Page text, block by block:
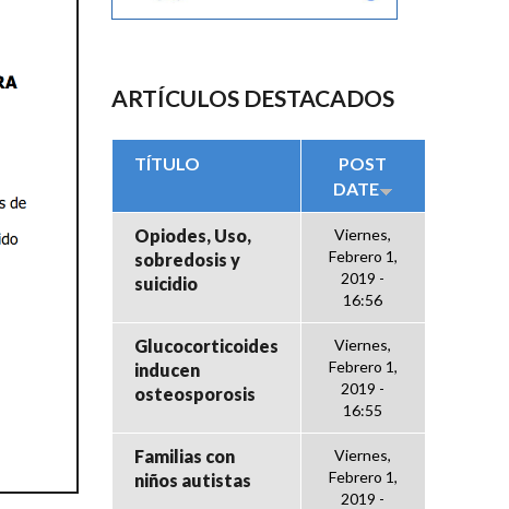
ARTÍCULOS DESTACADOS
TÍTULO
POST
DATE
Opiodes, Uso,
sobredosis y
suicidio
Viernes,
Febrero 1,
2019 -
16:56
Glucocorticoides
inducen
osteosporosis
Viernes,
Febrero 1,
2019 -
16:55
Familias con
niños autistas
Viernes,
Febrero 1,
2019 -